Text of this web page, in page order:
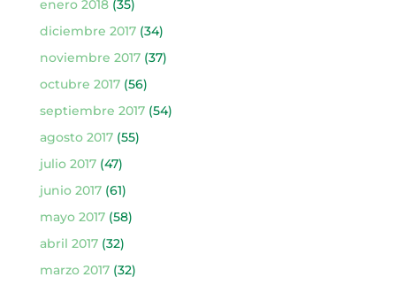
enero 2018(35)
diciembre 2017(34)
noviembre 2017(37)
octubre 2017(56)
septiembre 2017(54)
agosto 2017(55)
julio 2017(47)
junio 2017(61)
mayo 2017(58)
abril 2017(32)
marzo 2017(32)